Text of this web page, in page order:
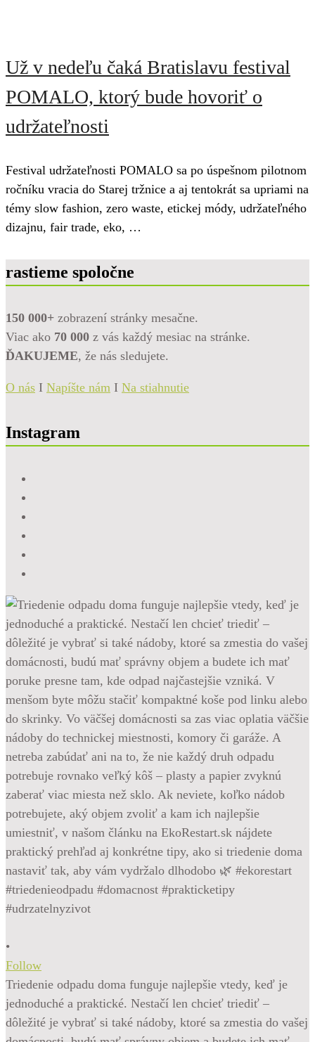
Už v nedeľu čaká Bratislavu festival
POMALO, ktorý bude hovoriť o
udržateľnosti
Festival udržateľnosti POMALO sa po úspešnom pilotnom
ročníku vracia do Starej tržnice a aj tentokrát sa upriami na
témy slow fashion, zero waste, etickej módy, udržateľného
dizajnu, fair trade, eko, …
rastieme spoločne
150 000+ zobrazení stránky mesačne.
Viac ako 70 000 z vás každý mesiac na stránke.
ĎAKUJEME, že nás sledujete.
O nás I Napíšte nám I Na stiahnutie
Instagram
•
Follow
Triedenie odpadu doma funguje najlepšie vtedy, keď je
jednoduché a praktické. Nestačí len chcieť triediť –
dôležité je vybrať si také nádoby, ktoré sa zmestia do vašej